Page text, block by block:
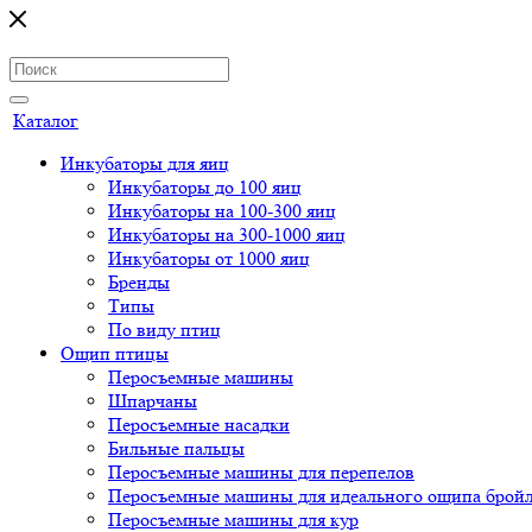
Каталог
Инкубаторы для яиц
Инкубаторы до 100 яиц
Инкубаторы на 100-300 яиц
Инкубаторы на 300-1000 яиц
Инкубаторы от 1000 яиц
Бренды
Типы
По виду птиц
Ощип птицы
Перосъемные машины
Шпарчаны
Перосъемные насадки
Бильные пальцы
Перосъемные машины для перепелов
Перосъемные машины для идеального ощипа
Перосъемные машины для кур